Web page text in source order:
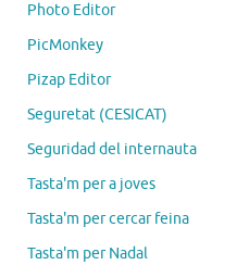
Photo Editor
PicMonkey
Pizap Editor
Seguretat (CESICAT)
Seguridad del internauta
Tasta'm per a joves
Tasta'm per cercar feina
Tasta'm per Nadal